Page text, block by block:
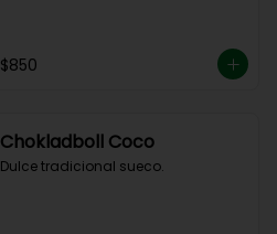
$850
Chokladboll Coco
Dulce tradicional sueco.